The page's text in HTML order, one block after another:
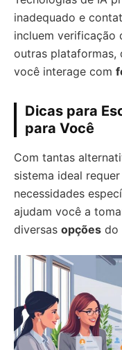
inadequado e
incluem verificação
outras
você interage com
Dicas para
para Você
Com tantas
sistema ideal
necessidades
ajudam você a
diversas opções do